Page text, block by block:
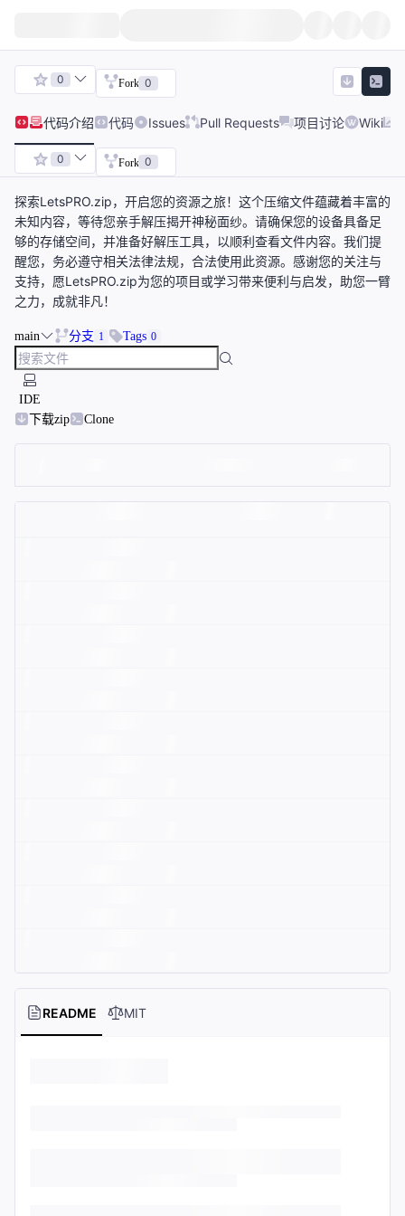
0 Fork 0
代码介绍 代码 Issues Pull Requests 项目讨论 Wiki
0 Fork 0
探索LetsPRO.zip，开启您的资源之旅！这个压缩文件蕴藏着丰富的
未知内容，等待您亲手解压揭开神秘面纱。请确保您的设备具备足
够的存储空间，并准备好解压工具，以顺利查看文件内容。我们提
醒您，务必遵守相关法律法规，合法使用此资源。感谢您的关注与
支持，愿LetsPRO.zip为您的项目或学习带来便利与启发，助您一臂
之力，成就非凡！
main 分支 1 Tags 0
IDE
下载zip
Clone
README MIT